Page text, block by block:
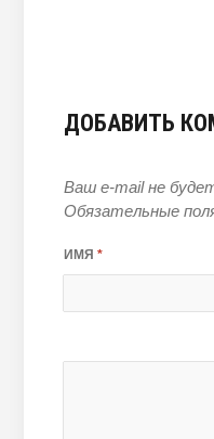
ДОБАВИТЬ
Ваш e-mail не
Обязательные
ИМЯ *